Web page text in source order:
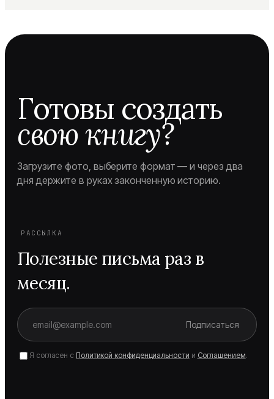
Готовы создать
свою книгу?
Загрузите фото, выберите формат — и через два
дня держите в руках законченную историю.
РАССЫЛКА
Полезные письма раз в
месяц.
Подписаться
Я согласен с Политикой конфиденциальности и Соглашением.